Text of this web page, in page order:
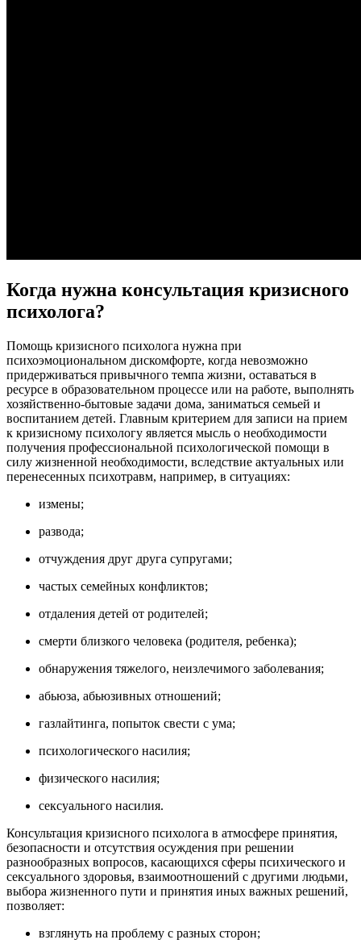
Когда нужна консультация кризисного
психолога?
Помощь кризисного психолога нужна при
психоэмоциональном дискомфорте, когда невозможно
придерживаться привычного темпа жизни, оставаться в
ресурсе в образовательном процессе или на работе, выполнять
хозяйственно-бытовые задачи дома, заниматься семьей и
воспитанием детей. Главным критерием для записи на прием
к кризисному психологу является мысль о необходимости
получения профессиональной психологической помощи в
силу жизненной необходимости, вследствие актуальных или
перенесенных психотравм, например, в ситуациях:
измены;
развода;
отчуждения друг друга супругами;
частых семейных конфликтов;
отдаления детей от родителей;
смерти близкого человека (родителя, ребенка);
обнаружения тяжелого, неизлечимого заболевания;
абьюза, абьюзивных отношений;
газлайтинга, попыток свести с ума;
психологического насилия;
физического насилия;
сексуального насилия.
Консультация кризисного психолога в атмосфере принятия,
безопасности и отсутствия осуждения при решении
разнообразных вопросов, касающихся сферы психического и
сексуального здоровья, взаимоотношений с другими людьми,
выбора жизненного пути и принятия иных важных решений,
позволяет:
взглянуть на проблему с разных сторон;